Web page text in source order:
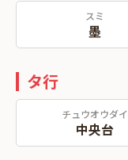
スミ
墨
タ行
チュウオウダイ
中央台